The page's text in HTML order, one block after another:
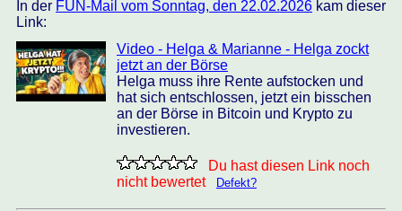
In der FUN-Mail vom Sonntag, den 22.02.2026 kam dieser
Link:
Video - Helga & Marianne - Helga zockt
jetzt an der Börse
Helga muss ihre Rente aufstocken und
hat sich entschlossen, jetzt ein bisschen
an der Börse in Bitcoin und Krypto zu
investieren.
Du hast diesen Link noch
nicht bewertet
Defekt?